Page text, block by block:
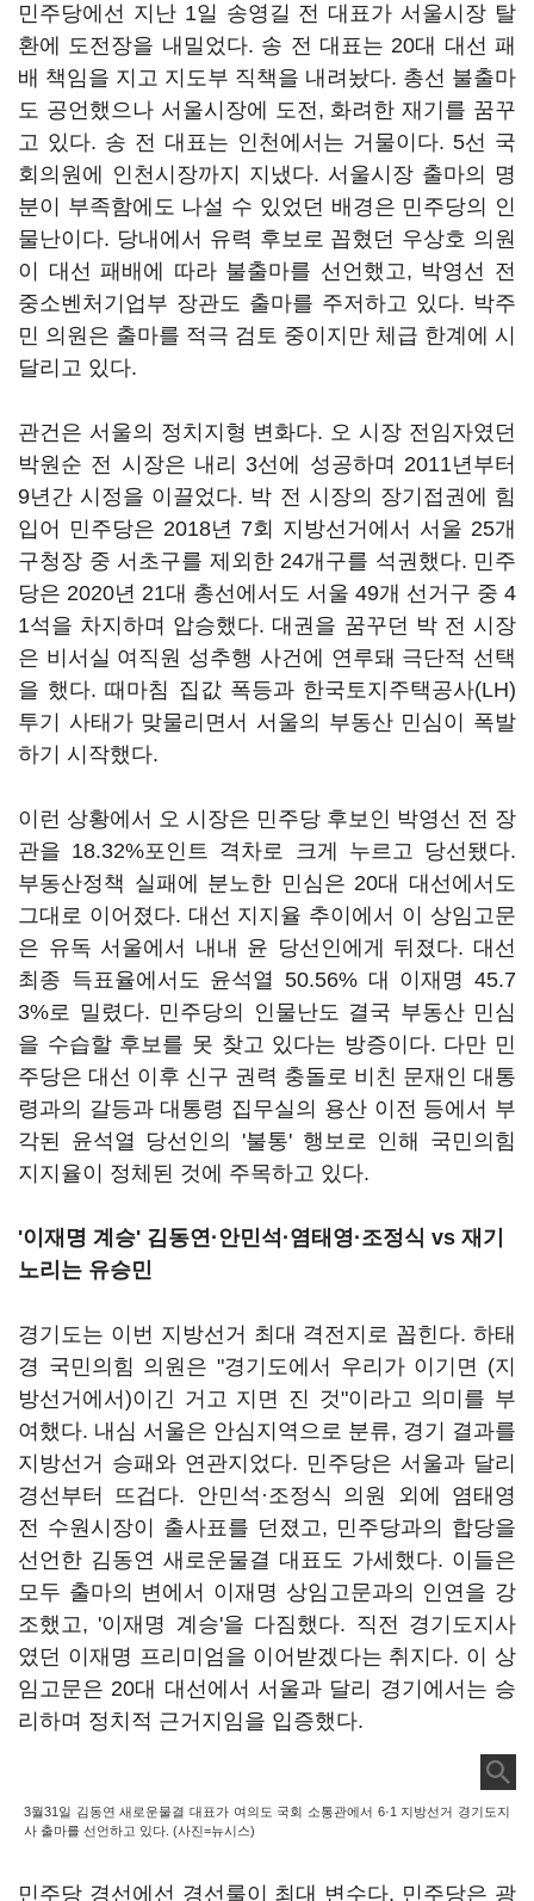
민주당에선 지난 1일 송영길 전 대표가 서울시장 탈
환에 도전장을 내밀었다. 송 전 대표는 20대 대선 패
배 책임을 지고 지도부 직책을 내려놨다. 총선 불출마
도 공언했으나 서울시장에 도전, 화려한 재기를 꿈꾸
고 있다. 송 전 대표는 인천에서는 거물이다. 5선 국
회의원에 인천시장까지 지냈다. 서울시장 출마의 명
분이 부족함에도 나설 수 있었던 배경은 민주당의 인
물난이다. 당내에서 유력 후보로 꼽혔던 우상호 의원
이 대선 패배에 따라 불출마를 선언했고, 박영선 전
중소벤처기업부 장관도 출마를 주저하고 있다. 박주
민 의원은 출마를 적극 검토 중이지만 체급 한계에 시
달리고 있다.
관건은 서울의 정치지형 변화다. 오 시장 전임자였던
박원순 전 시장은 내리 3선에 성공하며 2011년부터
9년간 시정을 이끌었다. 박 전 시장의 장기접권에 힘
입어 민주당은 2018년 7회 지방선거에서 서울 25개
구청장 중 서초구를 제외한 24개구를 석권했다. 민주
당은 2020년 21대 총선에서도 서울 49개 선거구 중 4
1석을 차지하며 압승했다. 대권을 꿈꾸던 박 전 시장
은 비서실 여직원 성추행 사건에 연루돼 극단적 선택
을 했다. 때마침 집값 폭등과 한국토지주택공사(LH)
투기 사태가 맞물리면서 서울의 부동산 민심이 폭발
하기 시작했다.
이런 상황에서 오 시장은 민주당 후보인 박영선 전 장
관을 18.32%포인트 격차로 크게 누르고 당선됐다.
부동산정책 실패에 분노한 민심은 20대 대선에서도
그대로 이어졌다. 대선 지지율 추이에서 이 상임고문
은 유독 서울에서 내내 윤 당선인에게 뒤졌다. 대선
최종 득표율에서도 윤석열 50.56% 대 이재명 45.7
3%로 밀렸다. 민주당의 인물난도 결국 부동산 민심
을 수습할 후보를 못 찾고 있다는 방증이다. 다만 민
주당은 대선 이후 신구 권력 충돌로 비친 문재인 대통
령과의 갈등과 대통령 집무실의 용산 이전 등에서 부
각된 윤석열 당선인의 '불통' 행보로 인해 국민의힘
지지율이 정체된 것에 주목하고 있다.
'이재명 계승' 김동연·안민석 ·염태영·조정식 vs 재기
노리는 유승민
경기도는 이번 지방선거 최대 격전지로 꼽힌다. 하태
경 국민의힘 의원은 "경기도에서 우리가 이기면 (지
방선거에서)이긴 거고 지면 진 것"이라고 의미를 부
여했다. 내심 서울은 안심지역으로 분류, 경기 결과를
지방선거 승패와 연관지었다. 민주당은 서울과 달리
경선부터 뜨겁다. 안민석·조정식 의원 외에 염태영
전 수원시장이 출사표를 던졌고, 민주당과의 합당을
선언한 김동연 새로운물결 대표도 가세했다. 이들은
모두 출마의 변에서 이재명 상임고문과의 인연을 강
조했고, '이재명 계승'을 다짐했다. 직전 경기도지사
였던 이재명 프리미엄을 이어받겠다는 취지다. 이 상
임고문은 20대 대선에서 서울과 달리 경기에서는 승
리하며 정치적 근거지임을 입증했다.
3월31일 김동연 새로운물결 대표가 여의도 국회 소통관에서 6·1 지방선거 경기도지
사 출마를 선언하고 있다. (사진=뉴시스)
민주당 경선에선 경선룰이 최대 변수다. 민주당은 광